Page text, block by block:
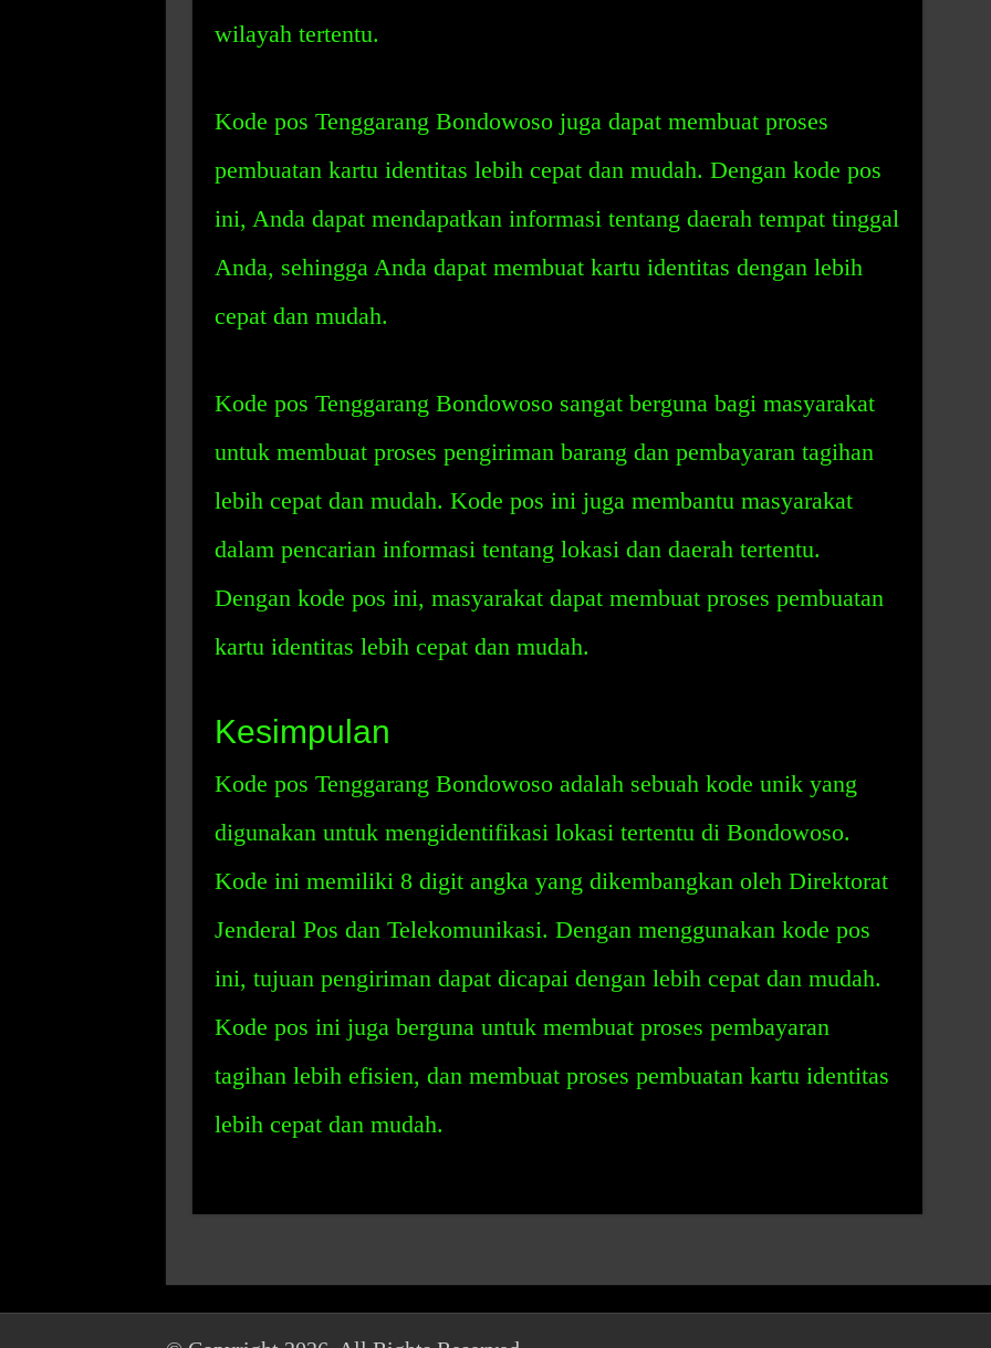
wilayah tertentu.
Kode pos Tenggarang Bondowoso juga dapat membuat proses
pembuatan kartu identitas lebih cepat dan mudah. Dengan kode pos
ini, Anda dapat mendapatkan informasi tentang daerah tempat tinggal
Anda, sehingga Anda dapat membuat kartu identitas dengan lebih
cepat dan mudah.
Kode pos Tenggarang Bondowoso sangat berguna bagi masyarakat
untuk membuat proses pengiriman barang dan pembayaran tagihan
lebih cepat dan mudah. Kode pos ini juga membantu masyarakat
dalam pencarian informasi tentang lokasi dan daerah tertentu.
Dengan kode pos ini, masyarakat dapat membuat proses pembuatan
kartu identitas lebih cepat dan mudah.
Kesimpulan
Kode pos Tenggarang Bondowoso adalah sebuah kode unik yang
digunakan untuk mengidentifikasi lokasi tertentu di Bondowoso.
Kode ini memiliki 8 digit angka yang dikembangkan oleh Direktorat
Jenderal Pos dan Telekomunikasi. Dengan menggunakan kode pos
ini, tujuan pengiriman dapat dicapai dengan lebih cepat dan mudah.
Kode pos ini juga berguna untuk membuat proses pembayaran
tagihan lebih efisien, dan membuat proses pembuatan kartu identitas
lebih cepat dan mudah.